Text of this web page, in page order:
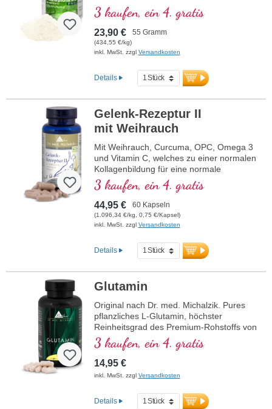
koloniebildenden Einheiten (KBE) je
Tagesdosis aus 23 hochwertigen Kulturen,
ergänzt durch Akazienfasern und Inulin
als Nährstoffe. Ohne Kapseln, um
Verklumpungen zu vermeiden, ist es ideal
pro Tag gewährleistet eine optimale
Darmflora, hergestellt in Deutschland mit
Pulver, ausreichend für ca. 2 Monate.
3 kaufen, ein 4. gratis
23,90 € 55 Gramm
(434,55 €/kg)
inkl. MwSt. zzgl Versandkosten
Details
Gelenk-Rezeptur II
mit Weihrauch
Mit Weihrauch, Curcuma, OPC, Omega 3
und Vitamin C, welches zu einer normalen
Kollagenbildung für eine normale
Knorpelfunktion beiträgt. Zur spezifischen
Versorgung der knorpeligen
Gelenkstrukturen.
3 kaufen, ein 4. gratis
44,95 € 60 Kapseln
(1.096,34 €/kg, 0,75 €/Kapsel)
inkl. MwSt. zzgl Versandkosten
Details
Glutamin
Original nach Dr. med. Michalzik. Pures
pflanzliches L-Glutamin, höchster
Reinheitsgrad des Premium-Rohstoffs von
99,7 %. 750 mg/Kapsel und 3000-12000
mg pro täglicher Verzehrmenge. Aus
Maisfermentation ohne Gentechnik,
glutenfrei, vegan, keine Zusätze. Vegane,
hochreine, pflanzliche Kapselhüllen frei
von PEG und Carageen, Versiegelung
Aluminium frei. Seit über 20 Jahren
3 kaufen, ein 4. gratis
14,95 €
inkl. MwSt. zzgl Versandkosten
Details